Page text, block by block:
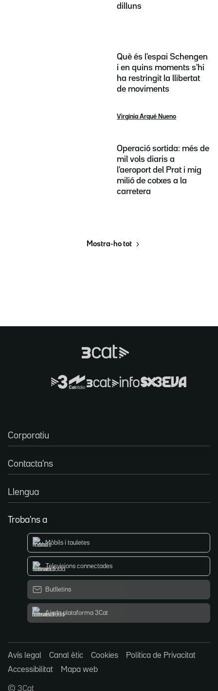
dilluns
Què és l'espai Schengen
i en quins moments s'hi
ha restringit la llibertat
de moviments
Virgínia Arqué Nueno
Operació sortida: més de
mil vols diaris a
l'aeroport del Prat i mig
milió de cotxes a la
carretera
Mostra-ho tot
Corporatiu
Contacta'ns
Llengua
Troba'ns a
Mòbils i tauletes
Televisions connectades
Butlletins
Ajuda plataforma 3Cat
Avís legal Canal ètic Cookies
Política de Privacitat
Accessibilitat
Mapa web
© 3Cat